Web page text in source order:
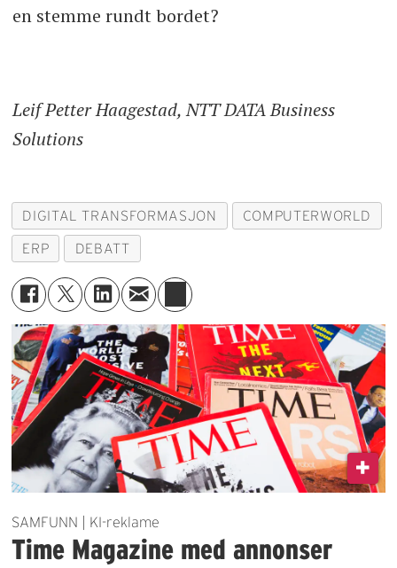
en stemme rundt bordet?
Leif Petter Haagestad, NTT DATA Business
Solutions
DIGITAL TRANSFORMASJON COMPUTERWORLD
ERP DEBATT
SAMFUNN | KI-reklame
Time Magazine med annonser